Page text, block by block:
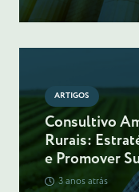
ARTIGOS
Consultivo
Rurais:
e Promover
3 anos atrás